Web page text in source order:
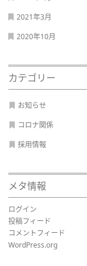
2021年3月
2020年10月
カテゴリー
お知らせ
コロナ関係
採用情報
メタ情報
ログイン
投稿フィード
コメントフィード
WordPress.org